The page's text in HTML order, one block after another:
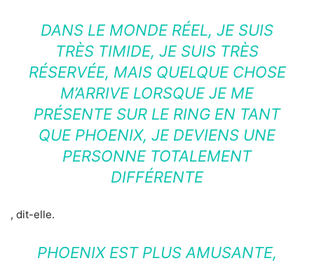
DANS LE MONDE RÉEL, JE SUIS
TRÈS TIMIDE, JE SUIS TRÈS
RÉSERVÉE, MAIS QUELQUE CHOSE
M’ARRIVE LORSQUE JE ME
PRÉSENTE SUR LE RING EN TANT
QUE PHOENIX, JE DEVIENS UNE
PERSONNE TOTALEMENT
DIFFÉRENTE
, dit-elle.
PHOENIX EST PLUS AMUSANTE,